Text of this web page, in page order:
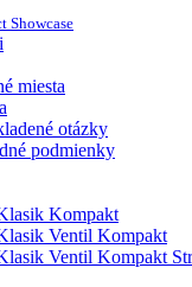
Showcase
miesta
otázky
podmienky
Kompakt
Ventil Kompakt
Ventil Kompakt